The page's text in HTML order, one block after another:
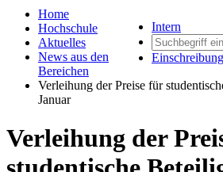
Intern
Einschreibung
Home
Hochschule
Aktuelles
News aus den
Bereichen
Verleihung der Preise für
Januar
Verleihung der